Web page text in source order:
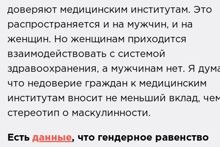
доверяют медицинским институтам. Это
распространяется и на мужчин, и на
женщин. Но женщинам приходится
взаимодействовать с системой
здравоохранения, а мужчинам нет. Я
что недоверие граждан к медицинским
институтам вносит не меньший вклад,
стереотип о маскулинности.
Есть данные, что гендерное равенство